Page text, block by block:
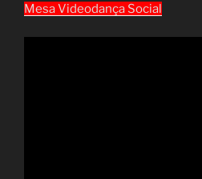
Mesa Videodança Social